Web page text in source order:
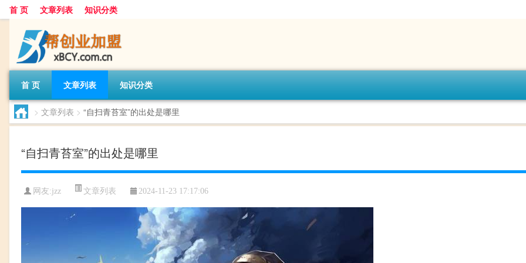
首 页 文章列表 知识分类
首 页 文章列表 知识分类
> 文章列表 > “自扫青苔室”的出处是哪里
“自扫青苔室”的出处是哪里
网友:jzz 文章列表 2024-11-23 17:17:06